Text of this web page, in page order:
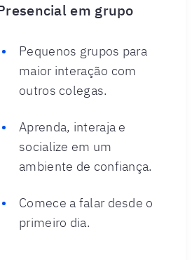
em grupo
Pequenos grupos para
maior interação com
outros colegas.
Aprenda, interaja e
socialize em um
ambiente de confiança.
Comece a falar desde o
primeiro dia.